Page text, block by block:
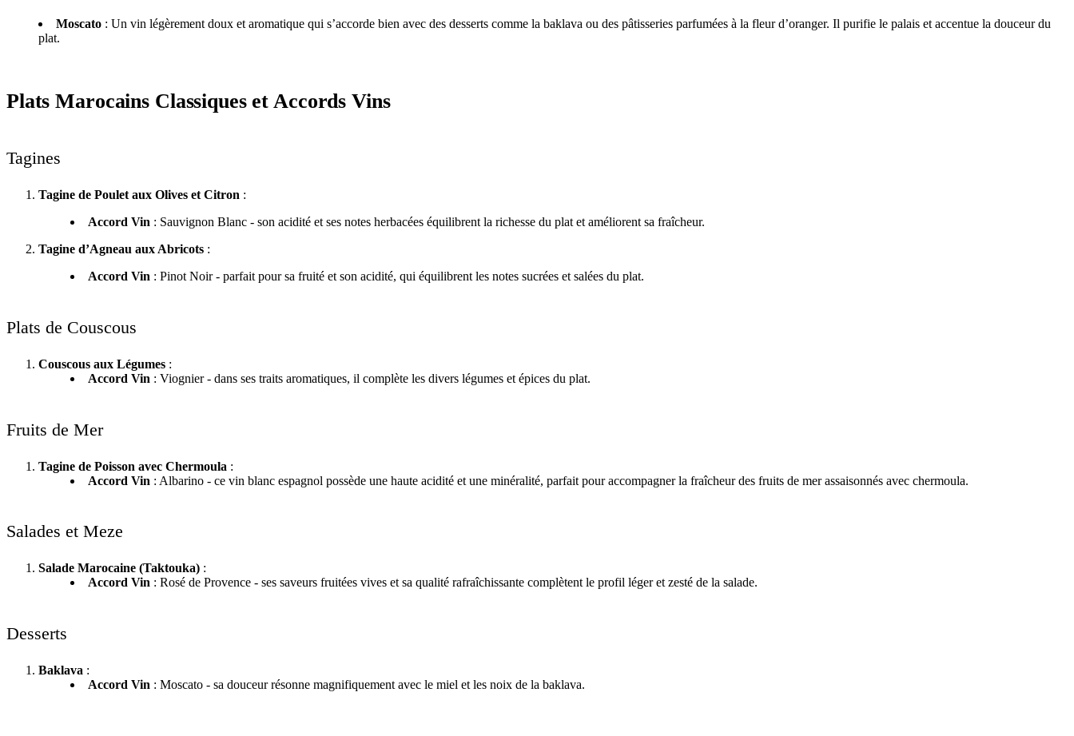
Moscato : Un vin légèrement doux et aromatique qui s’accorde bien avec des desserts comme la baklava ou des pâtisseries parfumées à la fleur d’oranger. Il purifie le palais et accentue la douceur du
plat.
Plats Marocains Classiques et Accords Vins
Tagines
Tagine de Poulet aux Olives et Citron :
Accord Vin : Sauvignon Blanc - son acidité et ses notes herbacées équilibrent la richesse du plat et améliorent sa fraîcheur.
Tagine d’Agneau aux Abricots :
Accord Vin : Pinot Noir - parfait pour sa fruité et son acidité, qui équilibrent les notes sucrées et salées du plat.
Plats de Couscous
Couscous aux Légumes :
Accord Vin : Viognier - dans ses traits aromatiques, il complète les divers légumes et épices du plat.
Fruits de Mer
Tagine de Poisson avec Chermoula :
Accord Vin : Albarino - ce vin blanc espagnol possède une haute acidité et une minéralité, parfait pour accompagner la fraîcheur des fruits de mer assaisonnés avec chermoula.
Salades et Meze
Salade Marocaine (Taktouka) :
Accord Vin : Rosé de Provence - ses saveurs fruitées vives et sa qualité rafraîchissante complètent le profil léger et zesté de la salade.
Desserts
Baklava :
Accord Vin : Moscato - sa douceur résonne magnifiquement avec le miel et les noix de la baklava.